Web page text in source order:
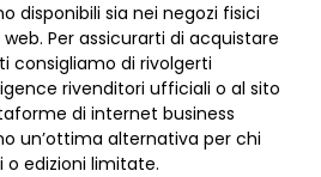
disponibili sia nei negozi fisici
Per assicurarti di acquistare
consigliamo di rivolgerti
rivenditori ufficiali o al sito
di internet business
un’ottima alternativa per chi
edizioni limitate.